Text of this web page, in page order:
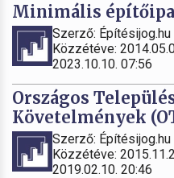
Minimális
Szerző: Építésijog.hu
Közzétéve:
2023.10.10. 07:56
Országos
Követelmények
Szerző: Építésijog.hu
Közzétéve:
2019.02.10. 20:46